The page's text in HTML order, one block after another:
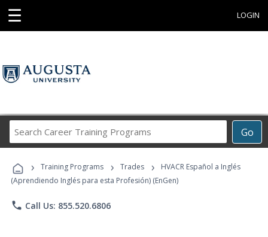
☰ LOGIN
Go
Career
Programs
› Training Programs › Trades ›
HVACR Español a Inglés
(Aprendiendo Inglés para esta Profesión) (EnGen)
phone Call Us: 855.520.6806